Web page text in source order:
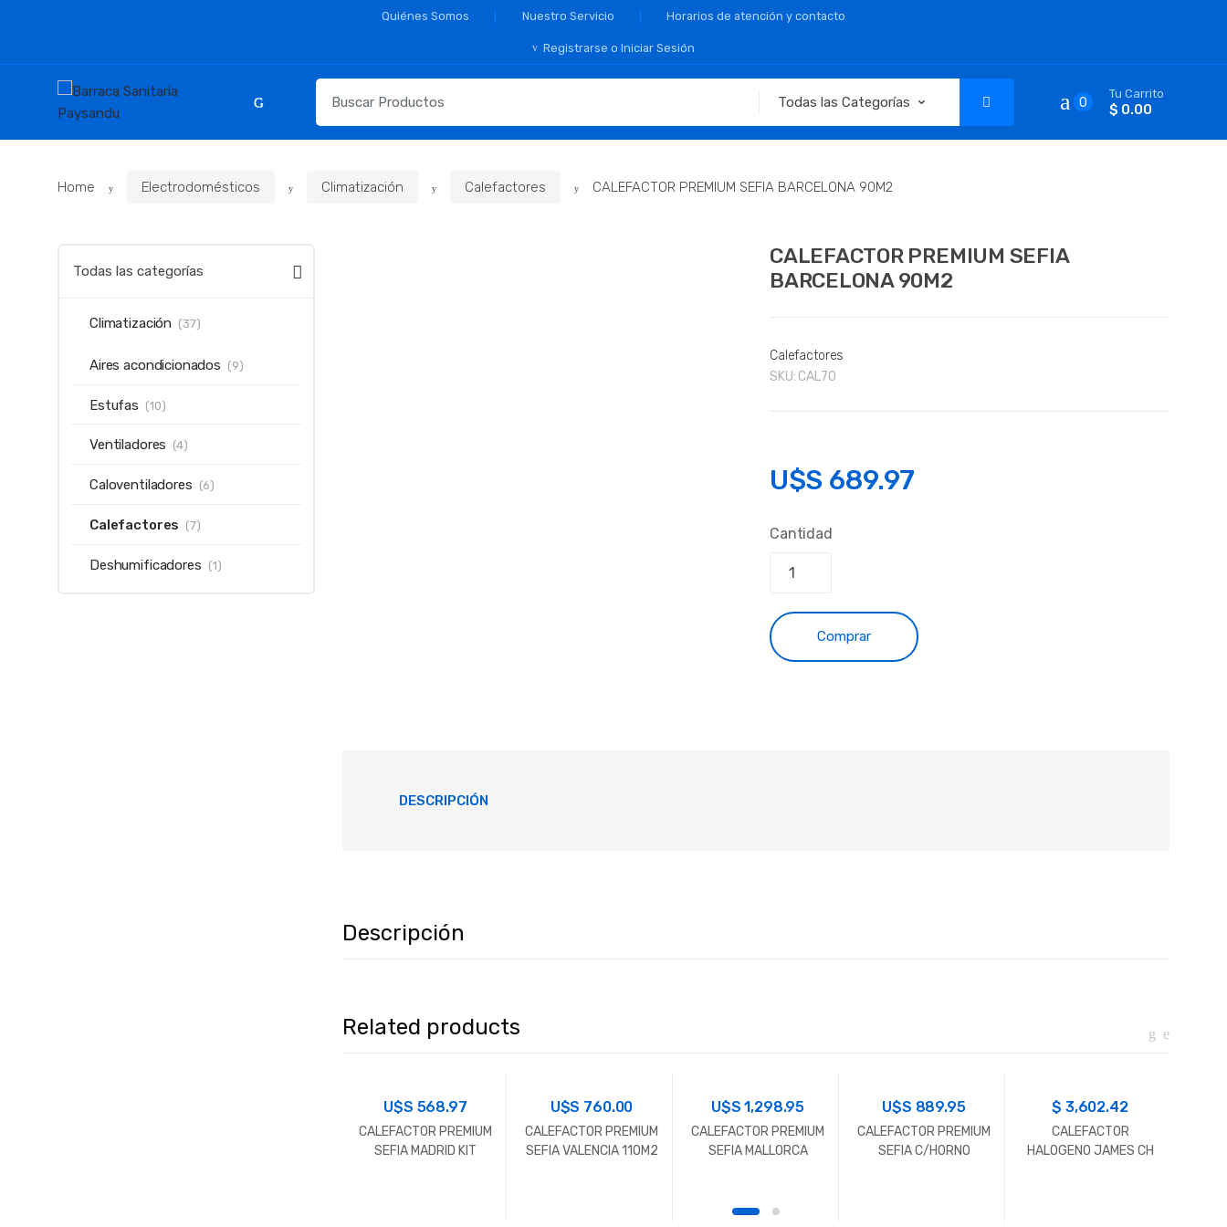
Quiénes Somos Nuestro Servicio Horarios de atención y contacto
Registrarse o Iniciar Sesión
para:
0
Tu Carrito
$ 0.00
Home Electrodomésticos Climatización Calefactores CALEFACTOR PREMIUM SEFIA BARCELONA 90M2
CALEFACTOR PREMIUM SEFIA
BARCELONA 90M2
Calefactores
SKU: CAL70
U$S 689.97
Cantidad
Comprar
DESCRIPCIÓN
Descripción
Related products
U$S 568.97
CALEFACTOR PREMIUM
SEFIA MADRID KIT
U$S 760.00
CALEFACTOR PREMIUM
SEFIA VALENCIA 110M2
U$S1,298.95
CALEFACTOR PREMIUM
SEFIA MALLORCA
U$S 889.95
CALEFACTOR PREMIUM
SEFIA C/HORNO
$ 3,602.42
CALEFACTOR
HALOGENO JAMES CH
Todas las categorías
Climatización (37)
Aires acondicionados (9)
Estufas (10)
Ventiladores (4)
Caloventiladores (6)
Calefactores (7)
Deshumificadores (1)